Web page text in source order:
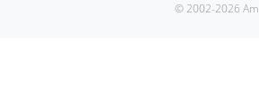
© 2002-2026